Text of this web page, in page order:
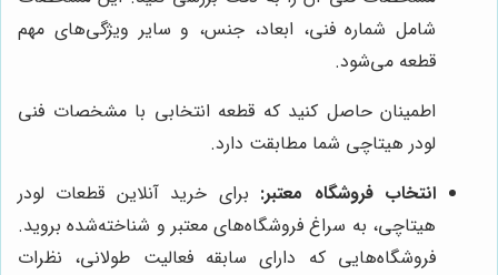
شامل شماره فنی، ابعاد، جنس، و سایر ویژگی‌های مهم
قطعه می‌شود.
اطمینان حاصل کنید که قطعه انتخابی با مشخصات فنی
لودر هیتاچی شما مطابقت دارد.
انتخاب فروشگاه معتبر: برای خرید آنلاین قطعات لودر
هیتاچی، به سراغ فروشگاه‌های معتبر و شناخته‌شده بروید.
فروشگاه‌هایی که دارای سابقه فعالیت طولانی، نظرات